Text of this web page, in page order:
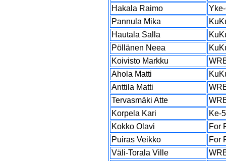
Hakala Raimo
Pannula Mika
Hautala Salla
Pöllänen Neea
Koivisto Markku
Ahola Matti
Anttila Matti
Tervasmäki Atte
Korpela Kari
Ke-
Kokko Olavi
For
Puiras Veikko
For
Väli-Torala Ville